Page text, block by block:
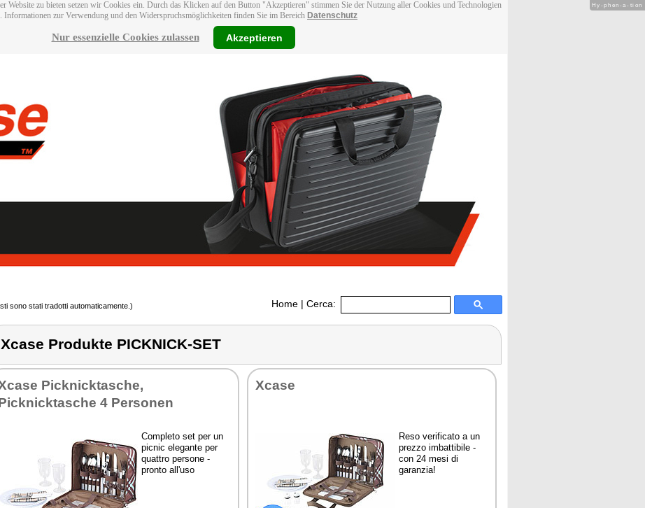
Website zu bieten setzen wir Cookies ein. Durch das Klicken auf den Button "Akzeptieren" stimmen Sie der Nutzung aller Cookies und Technologien
Informationen zur Verwendung und den Widerspruchsmöglichkeiten finden Sie im Bereich Datenschutz
Nur essenzielle Cookies zulassen Akzeptieren
sono stati tradotti automaticamente.) Home | Cerca:
Xcase Produkte PICKNICK-SET
Picknicktasche,
4 Personen
Completo set per un
picnic elegante per
quattro persone -
pronto all'uso
Xcase
Reso verificato a un
prezzo imbattibile -
con 24 mesi di
garanzia!
Hy-phen-a-tion